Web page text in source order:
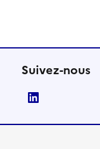
Suivez-nous